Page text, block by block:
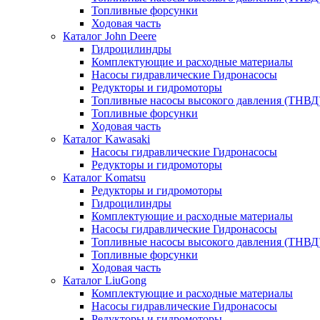
Топливные форсунки
Ходовая часть
Каталог John Deere
Гидроцилиндры
Комплектующие и расходные материалы
Насосы гидравлические Гидронасосы
Редукторы и гидромоторы
Топливные насосы высокого давления
Топливные форсунки
Ходовая часть
Каталог Kawasaki
Насосы гидравлические Гидронасосы
Редукторы и гидромоторы
Каталог Komatsu
Редукторы и гидромоторы
Гидроцилиндры
Комплектующие и расходные материалы
Насосы гидравлические Гидронасосы
Топливные насосы высокого давления
Топливные форсунки
Ходовая часть
Каталог LiuGong
Комплектующие и расходные материалы
Насосы гидравлические Гидронасосы